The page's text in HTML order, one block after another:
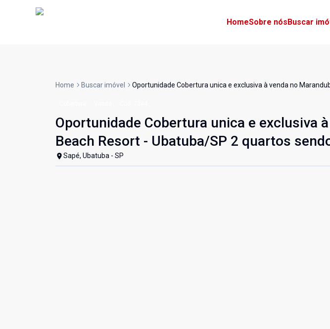
HomeSobre nósBuscar
Home Buscar imóvel Oportunidade Cobertura unica e exclusiva à venda no
Oportunidade Cobertura unica e exclusiva
Beach Resort - Ubatuba/SP 2 quartos
Sapé, Ubatuba - SP